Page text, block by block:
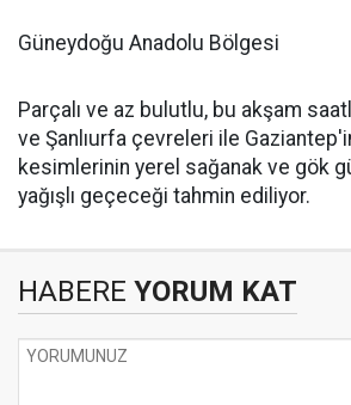
Güneydoğu Anadolu Bölgesi
Parçalı ve az bulutlu, bu akşam
ve Şanlıurfa çevreleri ile
kesimlerinin yerel sağanak ve gök
yağışlı geçeceği tahmin ediliyor.
HABERE YORUM KAT